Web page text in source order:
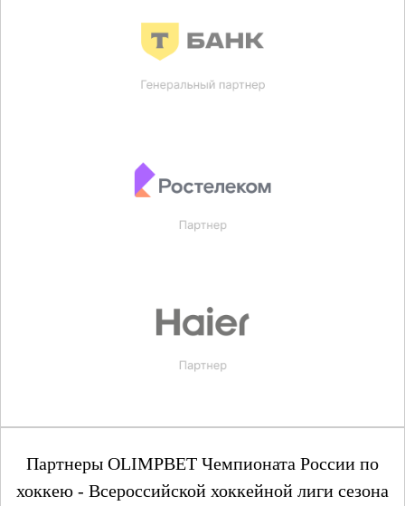
Партнеры OLIMPBET Чемпионата России по
хоккею - Всероссийской хоккейной лиги сезона